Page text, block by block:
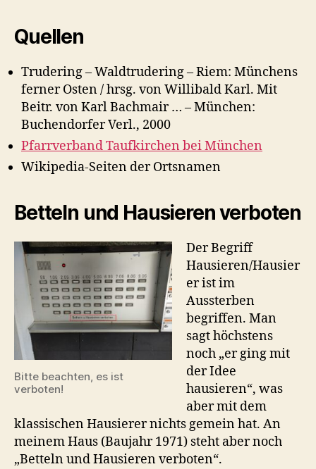
Quellen
Trudering – Waldtrudering – Riem: Münchens
ferner Osten / hrsg. von Willibald Karl. Mit
Beitr. von Karl Bachmair … – München:
Buchendorfer Verl., 2000
Pfarrverband Taufkirchen bei München
Wikipedia-Seiten der Ortsnamen
Betteln und Hausieren verboten
Bitte beachten, es ist
verboten!
Der Begriff
Hausieren/Hausier
er ist im
Aussterben
begriffen. Man
sagt höchstens
noch „er ging mit
der Idee
hausieren“, was
aber mit dem
klassischen Hausierer nichts gemein hat. An
meinem Haus (Baujahr 1971) steht aber noch
„Betteln und Hausieren verboten“.